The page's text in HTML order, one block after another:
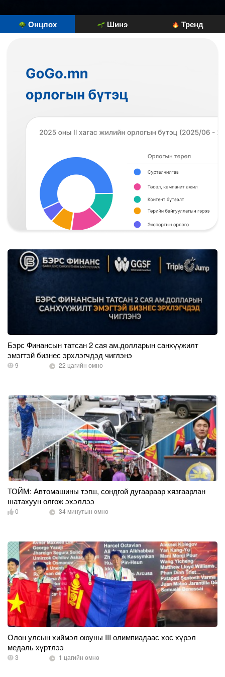
Онцлох Шинэ Тренд
Бэрс Финансын татсан 2 сая ам.долларын санхүүжилт
эмэгтэй бизнес эрхлэгчдэд чиглэнэ
9 22 цагийн өмнө
ТОЙМ: Автомашины тэгш, сондгой дугаараар хязгаарлан
шатахуун олгож эхэллээ
0 34 минутын өмнө
Олон улсын хиймэл оюуны III олимпиадаас хос хүрэл
медаль хүртлээ
3 1 цагийн өмнө